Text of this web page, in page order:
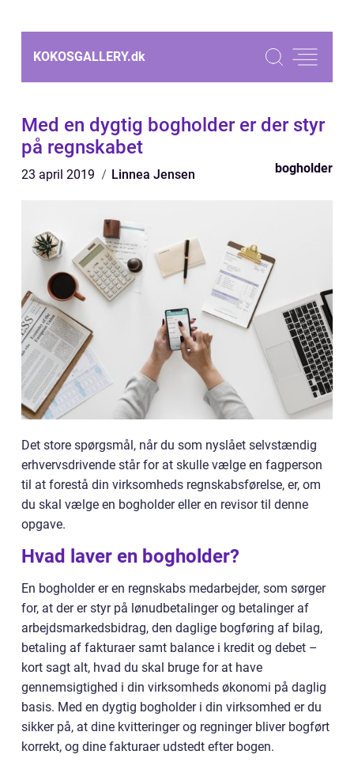
KOKOSGALLERY.dk
Med en dygtig bogholder er der styr
på regnskabet
23 april 2019 Linnea Jensen bogholder
Det store spørgsmål, når du som nyslået selvstændig
erhvervsdrivende står for at skulle vælge en fagperson
til at forestå din virksomheds regnskabsførelse, er, om
du skal vælge en bogholder eller en revisor til denne
opgave.
Hvad laver en bogholder?
En bogholder er en regnskabs medarbejder, som sørger
for, at der er styr på lønudbetalinger og betalinger af
arbejdsmarkedsbidrag, den daglige bogføring af bilag,
betaling af fakturaer samt balance i kredit og debet –
kort sagt alt, hvad du skal bruge for at have
gennemsigtighed i din virksomheds økonomi på daglig
basis. Med en dygtig bogholder i din virksomhed er du
sikker på, at dine kvitteringer og regninger bliver bogført
korrekt, og dine fakturaer udstedt efter bogen.